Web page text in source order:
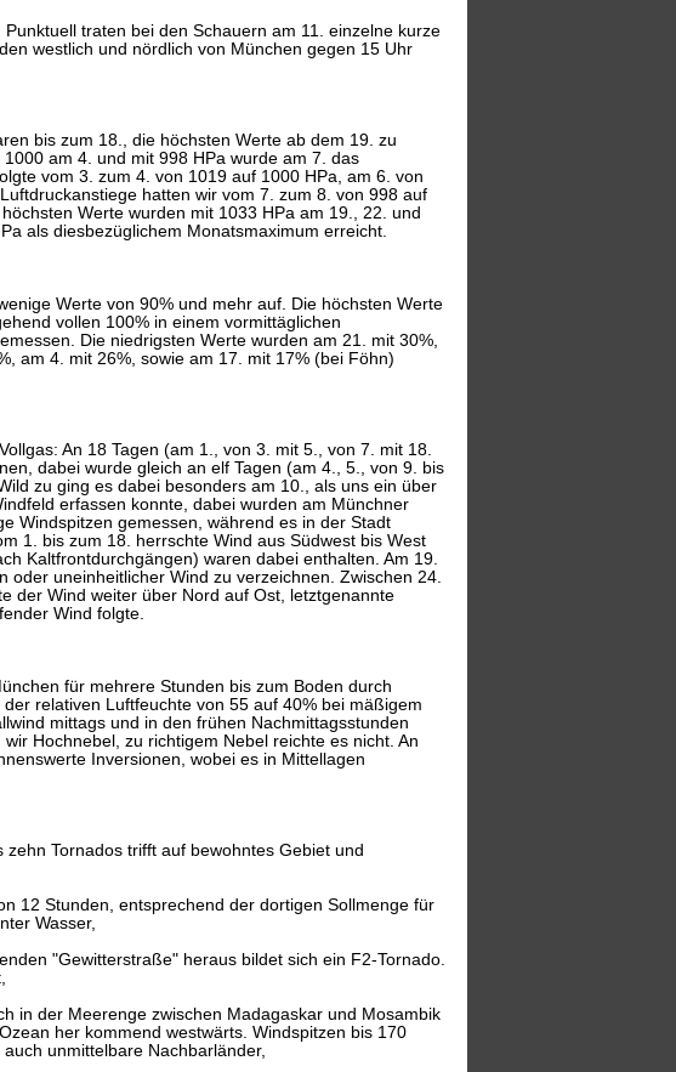
traten bei den Schauern am 11. einzelne kurze
westlich und nördlich von München gegen 15 Uhr
bis zum 18., die höchsten Werte ab dem 19. zu
am 4. und mit 998 HPa wurde am 7. das
vom 3. zum 4. von 1019 auf 1000 HPa, am 6. von
hatten wir vom 7. zum 8. von 998 auf
Werte wurden mit 1033 HPa am 19., 22. und
als diesbezüglichem Monatsmaximum erreicht.
Werte von 90% und mehr auf. Die höchsten Werte
vollen 100% in einem vormittäglichen
Die niedrigsten Werte wurden am 21. mit 30%,
am 4. mit 26%, sowie am 17. mit 17% (bei Föhn)
An 18 Tagen (am 1., von 3. mit 5., von 7. mit 18.
dabei wurde gleich an elf Tagen (am 4., 5., von 9. bis
zu ging es dabei besonders am 10., als uns ein über
erfassen konnte, dabei wurden am Münchner
Windspitzen gemessen, während es in der Stadt
1. bis zum 18. herrschte Wind aus Südwest bis West
Kaltfrontdurchgängen) waren dabei enthalten. Am 19.
uneinheitlicher Wind zu verzeichnen. Zwischen 24.
der Wind weiter über Nord auf Ost, letztgenannte
Wind folgte.
für mehrere Stunden bis zum Boden durch
relativen Luftfeuchte von 55 auf 40% bei mäßigem
mittags und in den frühen Nachmittagsstunden
Hochnebel, zu richtigem Nebel reichte es nicht. An
Inversionen, wobei es in Mittellagen
Tornados trifft auf bewohntes Gebiet und
12 Stunden, entsprechend der dortigen Sollmenge für
Wasser,
"Gewitterstraße" heraus bildet sich ein F2-Tornado.
in der Meerenge zwischen Madagaskar und Mosambik
her kommend westwärts. Windspitzen bis 170
unmittelbare Nachbarländer,